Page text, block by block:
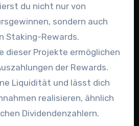
du nicht nur von
sondern auch
Staking-Rewards.
dieser Projekte ermöglichen
der Rewards.
Liquidität und lässt dich
realisieren, ähnlich
Dividendenzahlern.